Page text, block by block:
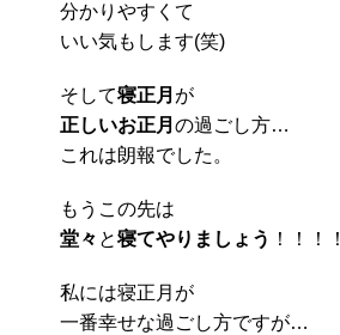
分かりやすくて
いい気もします(笑)
そして寝正月 が
正しいお正月 の過ごし方…
これは朗報でした。
もうこの先は
堂々 と寝てやりましょう ！！！！
私には寝正月が
一番幸せな過ごし方ですが…